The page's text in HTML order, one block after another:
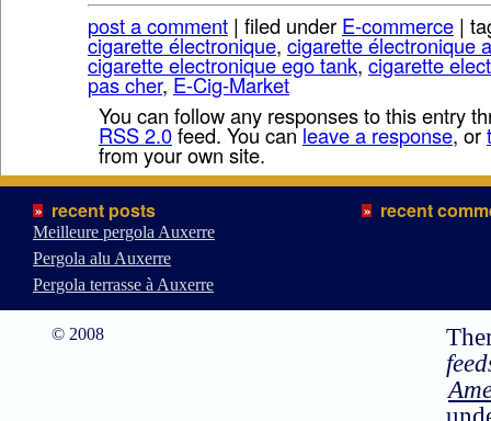
post a comment | filed under E-commerce |
cigarette électronique, cigarette électronique
cigarette electronique ego tank,cigarette
pas cher,E-Cig-Market
You can follow any responses to this entry
RSS 2.0feed. You canleave a response, or
from your own site.
» recent posts
Meilleure pergola Auxerre
Pergola alu Auxerre
Pergola terrasse à Auxerre
» recent
© 2008